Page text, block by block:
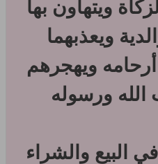
ويتهاون بها
ويعذبهما
ويهجرهم
ورسوله
البيع والشراء